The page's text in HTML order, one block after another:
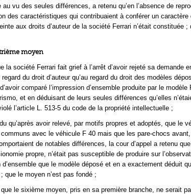
au vu des seules différences, a retenu qu’en l’absence de
des caractéristiques qui contribuaient à conférer un caractère
aux droits d’auteur de la société Ferrari n’était constituée ;
moyen
la société Ferrari fait grief à l’arrêt d’avoir rejeté sa demande
du droit d’auteur qu’au regard du droit des modèles
comparé l’impression d’ensemble produite par le
et en déduisant de leurs seules différences qu’elles
l’article L. 513-5 du code de la propriété intellectuelle ;
qu’après avoir relevé, par motifs propres et adoptés, que le
avec le véhicule F 40 mais que les pare-chocs
de notables différences, la cour d’appel a retenu
propre, n’était pas susceptible de produire sur
d’ensemble que le modèle déposé et en a exactement déduit
que le moyen n’est pas fondé ;
le sixième moyen, pris en sa première branche, ne serait